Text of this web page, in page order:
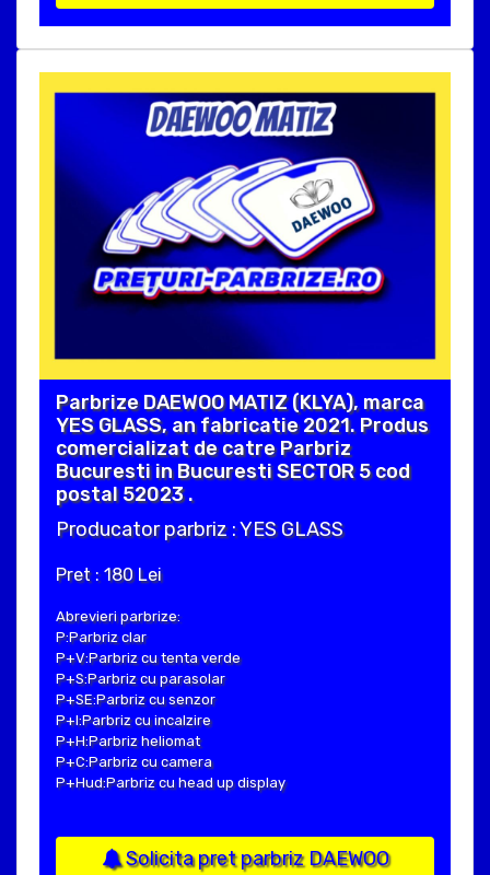
Parbrize DAEWOO MATIZ (KLYA), marca
YES GLASS, an fabricatie 2021. Produs
comercializat de catre Parbriz
Bucuresti in Bucuresti SECTOR 5 cod
postal 52023 .
Producator parbriz : YES GLASS
Pret : 180 Lei
Abrevieri parbrize:
P:Parbriz clar
P+V:Parbriz cu tenta verde
P+S:Parbriz cu parasolar
P+SE:Parbriz cu senzor
P+I:Parbriz cu incalzire
P+H:Parbriz heliomat
P+C:Parbriz cu camera
P+Hud:Parbriz cu head up display
Solicita pret parbriz DAEWOO